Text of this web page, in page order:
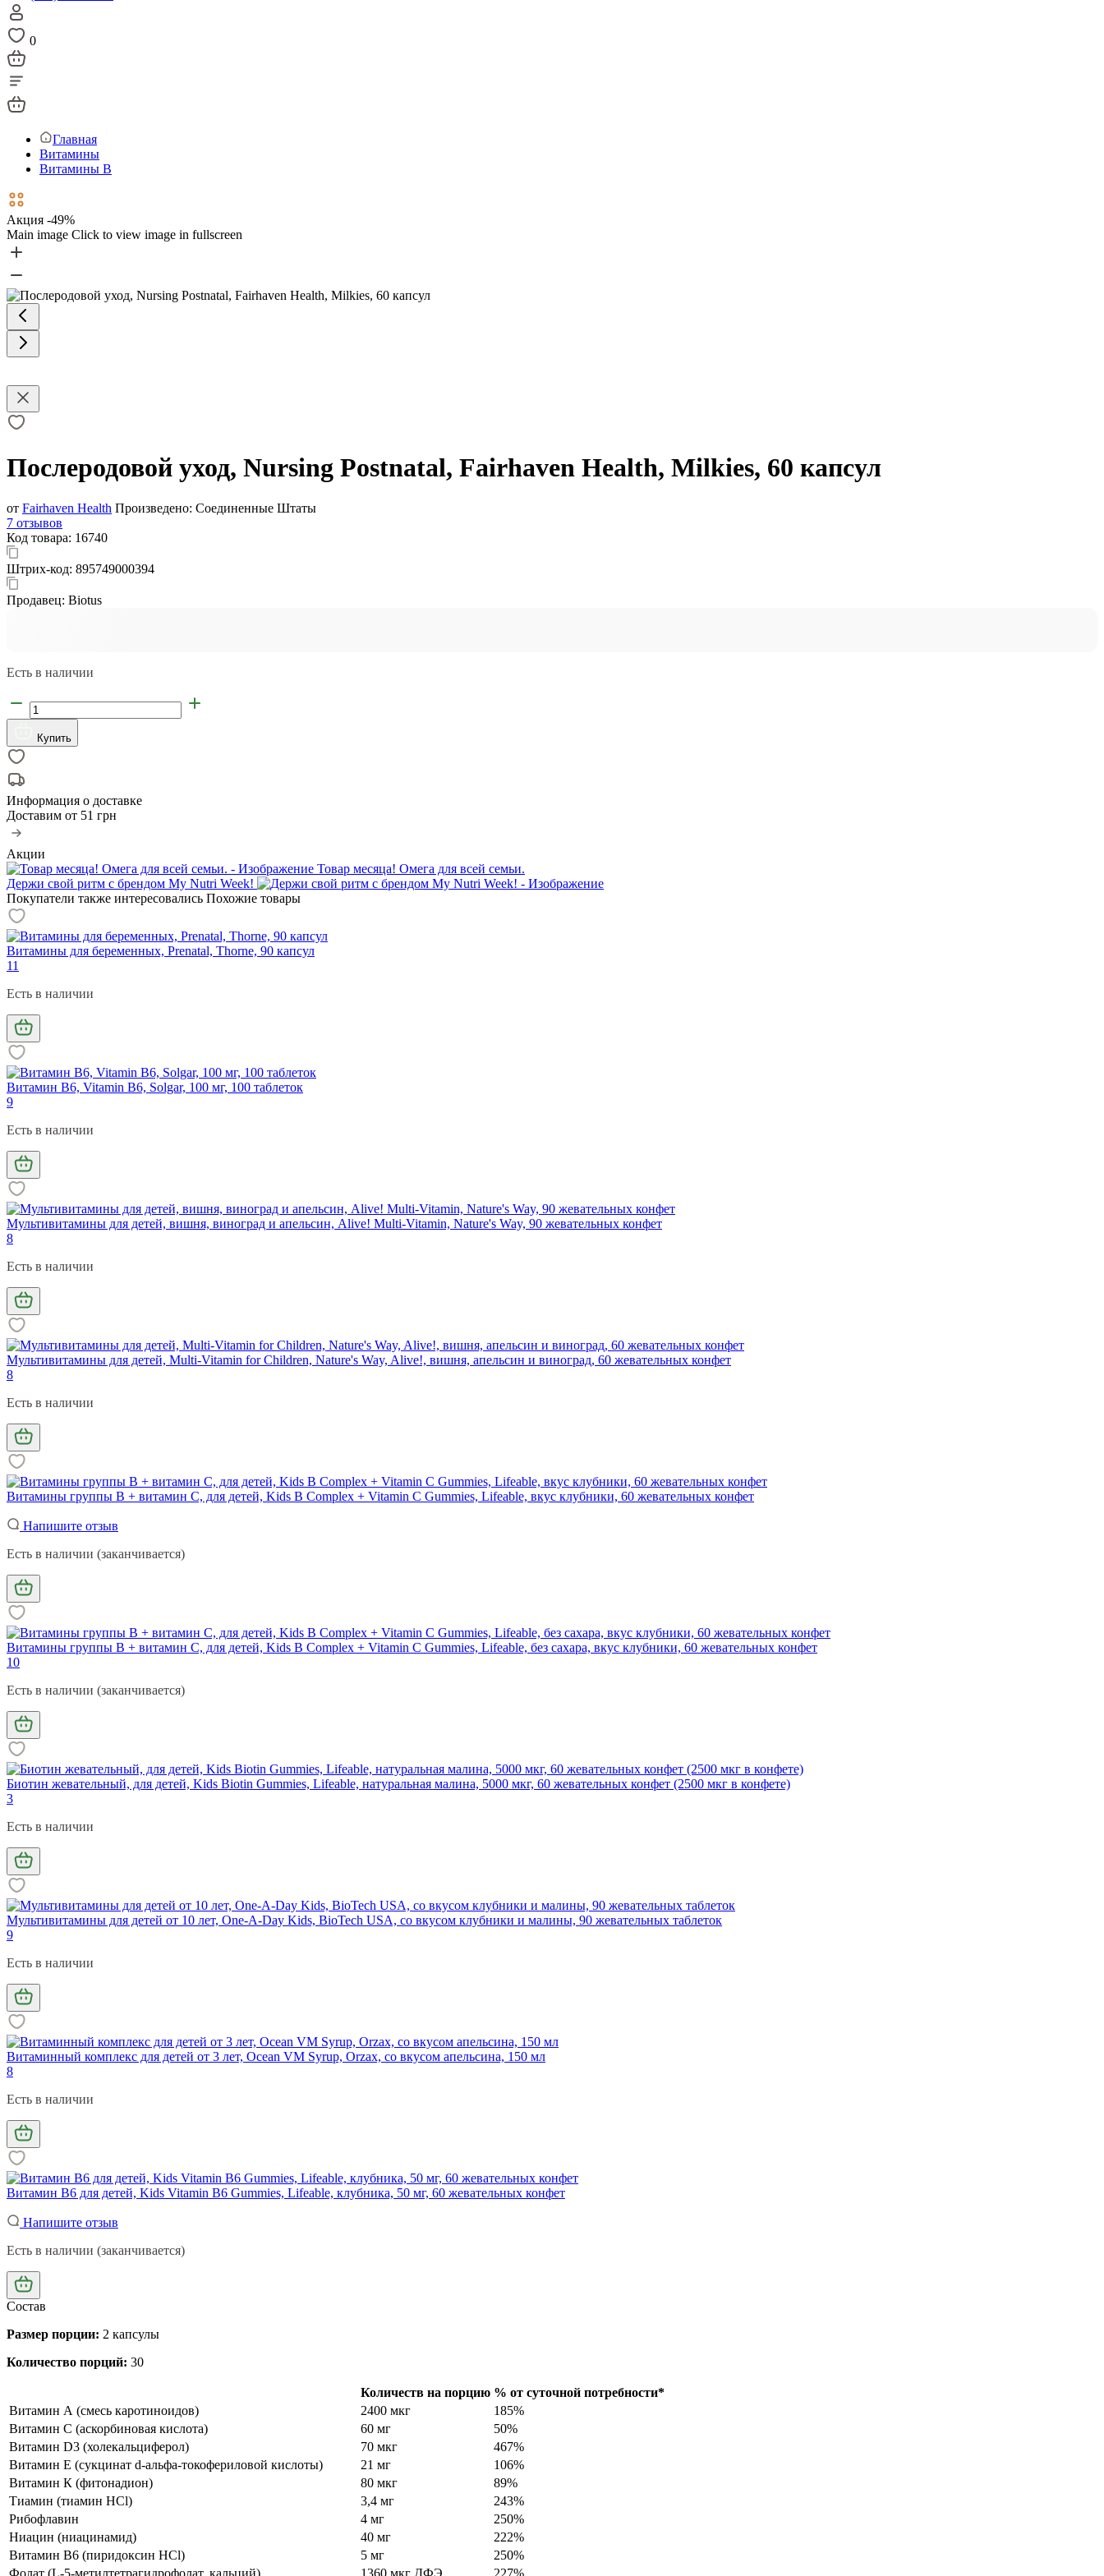
0
Главная
Витамины
Витамины В
Акция -49%
Main image Click to view image in fullscreen
Послеродовой уход, Nursing Postnatal, Fairhaven Health, Milkies, 60 капсул
от Fairhaven Health Произведено: Соединенные Штаты
7 отзывов
Код товара: 16740
Штрих-код: 895749000394
Продавец: Biotus
Есть в наличии
Купить
Информация о доставке
Доставим от 51 грн
Акции
Товар месяца! Омега для всей семьи.
Держи свой ритм с брендом My Nutri Week!
Покупатели также интересовались Похожие товары
Витамины для беременных, Prenatal, Thorne, 90 капсул
11
Есть в наличии
Витамин В6, Vitamin B6, Solgar, 100 мг, 100 таблеток
9
Есть в наличии
Мультивитамины для детей, вишня, виноград и апельсин, Alive! Multi-Vitamin, Nature's Way, 90 жевательных конфет
8
Есть в наличии
Мультивитамины для детей, Multi-Vitamin for Children, Nature's Way, Alive!, вишня, апельсин и виноград, 60 жевательных конфет
8
Есть в наличии
Витамины группы В + витамин С, для детей, Kids B Complex + Vitamin C Gummies, Lifeable, вкус клубники, 60 жевательных конфет
Напишите отзыв
Есть в наличии (заканчивается)
Витамины группы В + витамин С, для детей, Kids B Complex + Vitamin C Gummies, Lifeable, без сахара, вкус клубники, 60 жевательных конфет
10
Есть в наличии (заканчивается)
Биотин жевательный, для детей, Kids Biotin Gummies, Lifeable, натуральная малина, 5000 мкг, 60 жевательных конфет (2500 мкг в конфете)
3
Есть в наличии
Мультивитамины для детей от 10 лет, One-A-Day Kids, BioTech USA, со вкусом клубники и малины, 90 жевательных таблеток
9
Есть в наличии
Витаминный комплекс для детей от 3 лет, Ocean VM Syrup, Orzax, со вкусом апельсина, 150 мл
8
Есть в наличии
Витамин B6 для детей, Kids Vitamin B6 Gummies, Lifeable, клубника, 50 мг, 60 жевательных конфет
Напишите отзыв
Есть в наличии (заканчивается)
Состав
Размер порции: 2 капсулы
Количество порций: 30
Количеств на порцию % от суточной потребности*
Витамин А (смесь каротиноидов)
2400 мкг
185%
Витамин С (аскорбиновая кислота)
60 мг
50%
Витамин D3 (холекальциферол)
70 мкг
467%
Витамин Е (сукцинат d-альфа-токофериловой кислоты)
21 мг
106%
Витамин К (фитонадион)
80 мкг
89%
Тиамин (тиамин HCl)
3,4 мг
243%
Рибофлавин
4 мг
250%
Ниацин (ниацинамид)
40 мг
222%
Витамин B6 (пиридоксин HCl)
5 мг
250%
Фолат (L-5-метилтетрагидрофолат, кальций)
1360 мкг ДФЭ 227%